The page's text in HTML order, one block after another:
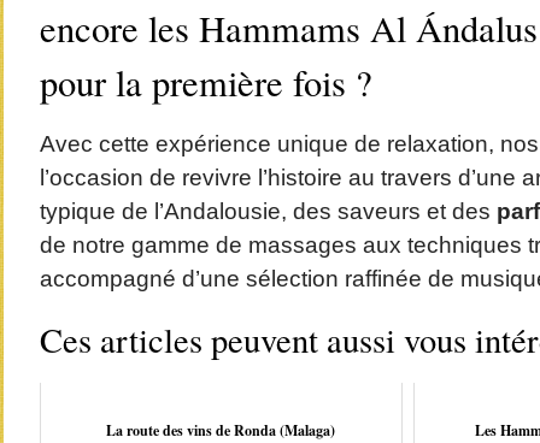
encore les Hammams Al
pour la première fois ?
Avec cette expérience unique de relaxation,
l’occasion de revivre l’histoire au travers d’une
typique de l’Andalousie, des saveurs et des
de notre gamme de massages aux techniques
accompagné d’une sélection raffinée de
Ces articles peuvent aussi vous
La route des vins de Ronda (Malaga) Les